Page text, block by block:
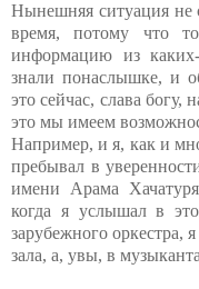
Нынешняя ситуация не
время, потому что
информацию из
знали понаслышке, и
это сейчас, слава богу,
это мы имеем
Например, и я, как и
пребывал в
имени Арама
когда я услышал в
зарубежного оркестра,
зала, а, увы, в